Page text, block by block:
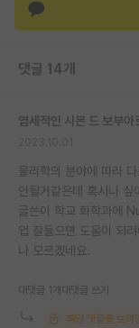
반도체 아카데미
댓글 14개
염세적인 시몬 드 보부아
물리학의 분야에 따라
안될거같은데 혹시나 싶
글쓴이 학교 화학과에
업 잘들으면 도움이 되
나 모르겠네요.
대댓글 1개 대댓글 쓰기
해당 댓글을 보려